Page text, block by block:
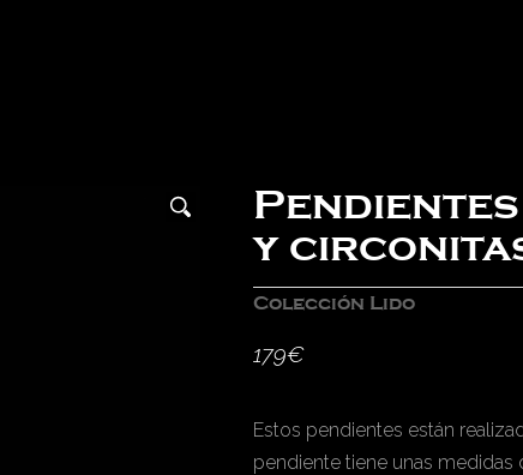
y
Colección Lido
179€
Estos pendientes están
pendiente tiene unas medidas